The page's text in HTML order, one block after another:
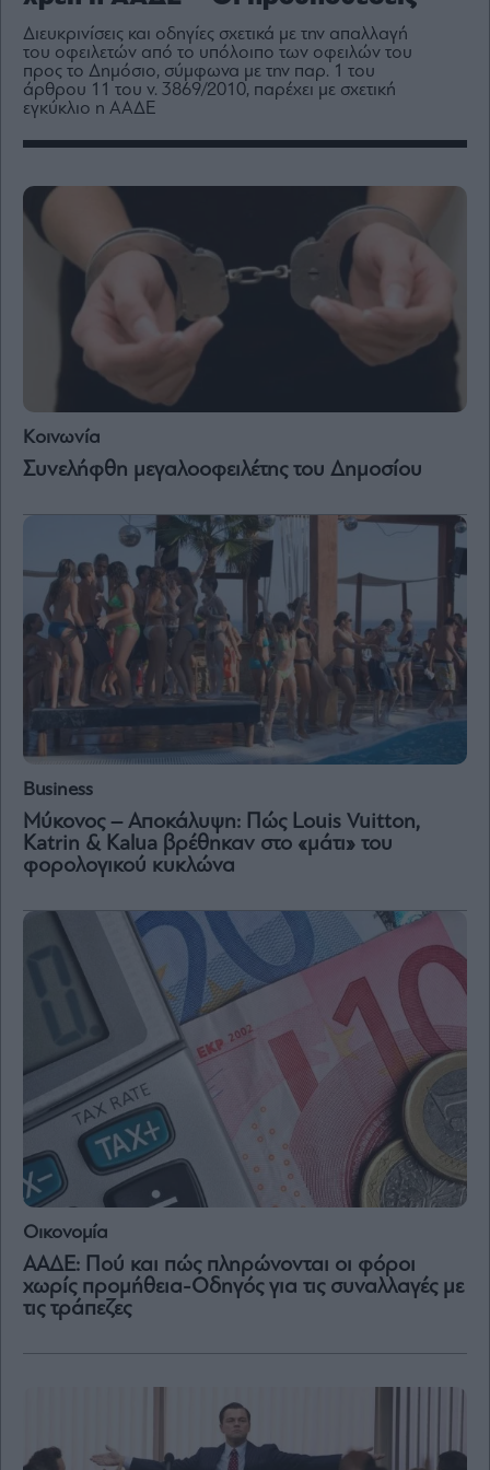
Media
Winners
&
Losers
Επι-
θετικά
ESG
Today
Mononews2030
Συνεντεύξεις
Les
Bons
Style
Υγεία
Architecture
Design
Fashion
Art
Watches
Yachts
Table
Two
Αγορές
Trader's
book
Hold-
Sell
Value
Investor
Crypto
Χρηματιστηριακές
Διευκρινίσεις και οδηγίες σχετικά με την απαλλαγή
του οφειλετών από το υπόλοιπο των οφειλών του
προς το Δημόσιο, σύμφωνα με την παρ. 1 του
άρθρου 11 του ν. 3869/2010, παρέχει με σχετική
εγκύκλιο η ΑΑΔΕ
Κοινωνία
Συνελήφθη μεγαλοοφειλέτης του Δημοσίου
Business
Μύκονος – Αποκάλυψη: Πώς Louis Vuitton,
Katrin & Kalua βρέθηκαν στο «μάτι» του
φορολογικού κυκλώνα
Οικονομία
ΑΑΔΕ: Πού και πώς πληρώνονται οι φόροι
χωρίς προμήθεια-Οδηγός για τις συναλλαγές με
τις τράπεζες